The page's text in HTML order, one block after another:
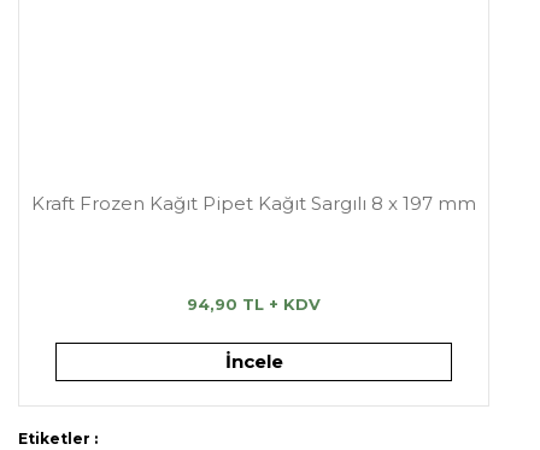
Kraft Frozen Kağıt Pipet Kağıt Sargılı 8 x 197 mm
94,90 TL + KDV
İncele
Etiketler :